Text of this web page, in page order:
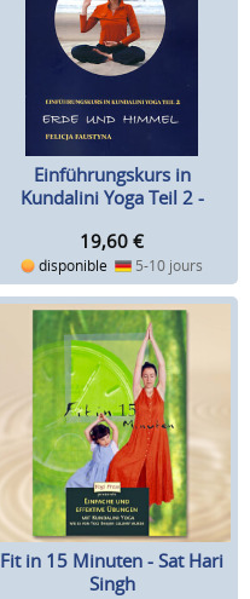
Einführungskurs in
Kundalini Yoga Teil 2 -
19,60 €
disponible 5-10 jours
Fit in 15 Minuten - Sat Hari
Singh